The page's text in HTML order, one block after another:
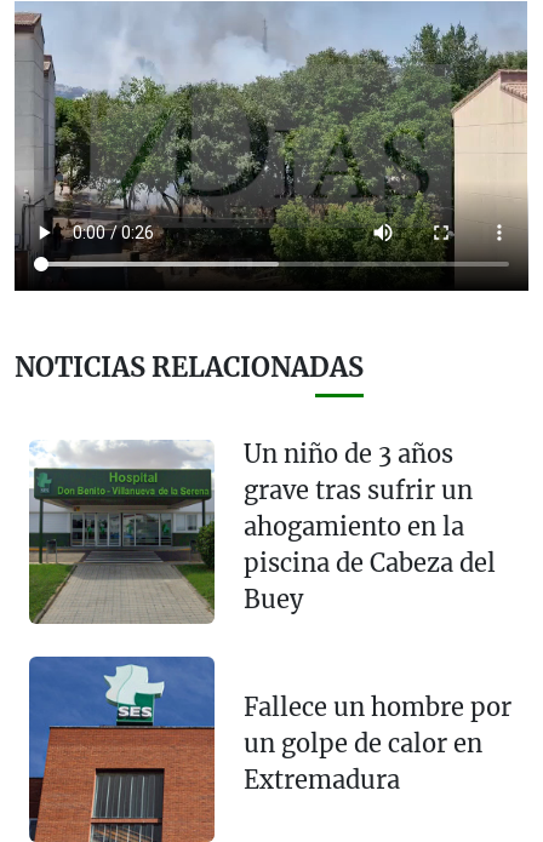
NOTICIAS RELACIONADAS
Un niño de 3 años
grave tras sufrir un
ahogamiento en la
piscina de Cabeza del
Buey
Fallece un hombre por
un golpe de calor en
Extremadura